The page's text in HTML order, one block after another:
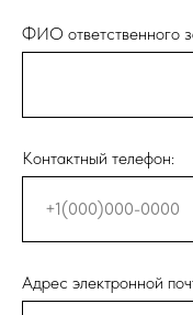
ФИО ответственного
Контактный телефон:
Адрес электронной